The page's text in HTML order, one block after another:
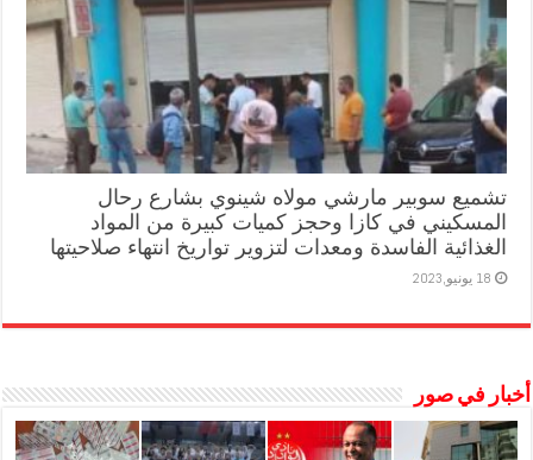
تشميع سوبير مارشي مولاه شينوي بشارع رحال
المسكيني في كازا وحجز كميات كبيرة من المواد
الغذائية الفاسدة ومعدات لتزوير تواريخ انتهاء صلاحيتها
18 يونيو,2023
أخبار في صور